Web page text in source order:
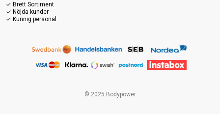
✓ Brett Sortiment
✓ Nöjda kunder
✓ Kunnig personal
© 2025 Bodypower